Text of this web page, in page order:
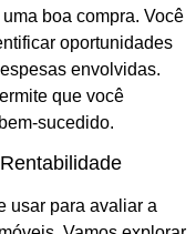
boa compra. Você
oportunidades
envolvidas.
que você
sucedido.
usar para avaliar a